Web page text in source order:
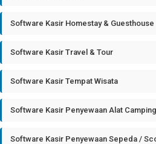
Software Kasir Homestay & Guesthouse
Software Kasir Travel & Tour
Software Kasir Tempat Wisata
Software Kasir Penyewaan Alat Camping
Software Kasir Penyewaan Sepeda /